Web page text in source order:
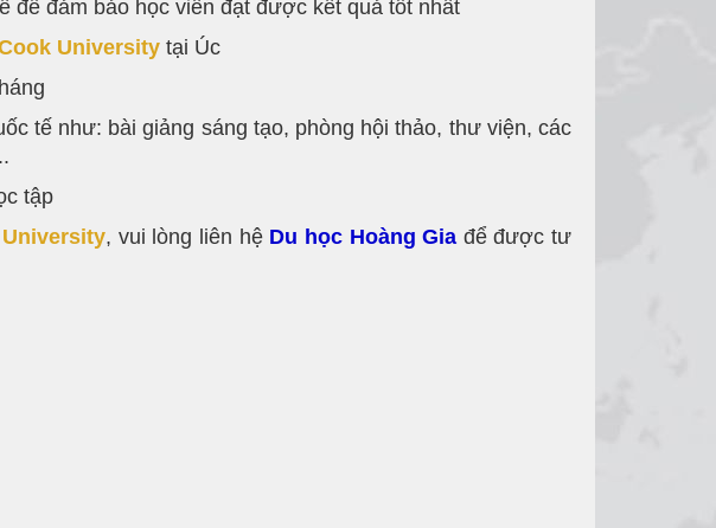
đảm bảo học viên đạt được kết quả tốt nhất
University tại Úc
tế như: bài giảng sáng tạo, phòng hội thảo, thư viện, các
tập
, vui lòng liên hệ Du học Hoàng Gia để được tư